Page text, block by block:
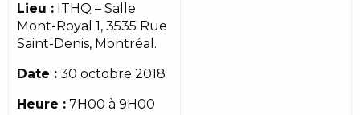
Lieu : ITHQ – Salle
Mont-Royal 1, 3535 Rue
Saint-Denis, Montréal.
Date : 30 octobre 2018
Heure : 7H00 à 9H00